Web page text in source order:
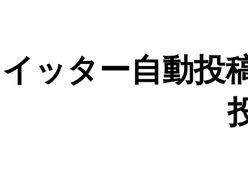
ッター自動投